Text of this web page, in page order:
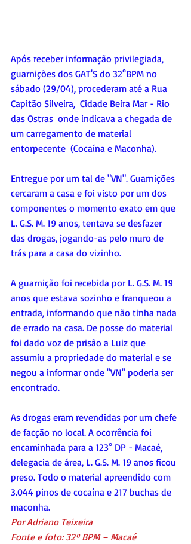
Após receber informação privilegiada,
guarnições dos GAT'S do 32°BPM no
sábado (29/04), procederam até a Rua
Capitão Silveira,  Cidade Beira Mar - Rio
das Ostras  onde indicava a chegada de
um carregamento de material
entorpecente  (Cocaína e Maconha).
Entregue por um tal de "VN". Guarnições
cercaram a casa e foi visto por um dos
componentes o momento exato em que
L. G.S. M. 19 anos, tentava se desfazer
das drogas, jogando-as pelo muro de
trás para a casa do vizinho.
A guarnição foi recebida por L. G.S. M. 19
anos que estava sozinho e franqueou a
entrada, informando que não tinha nada
de errado na casa. De posse do material
foi dado voz de prisão a Luiz que
assumiu a propriedade do material e se
negou a informar onde "VN" poderia ser
encontrado.
As drogas eram revendidas por um chefe
de facção no local. A ocorrência foi
encaminhada para a 123° DP - Macaé,
delegacia de área, L. G.S. M. 19 anos ficou
preso. Todo o material apreendido com
3.044 pinos de cocaína e 217 buchas de
maconha.
Por Adriano Teixeira
Fonte e foto: 32º BPM – Macaé